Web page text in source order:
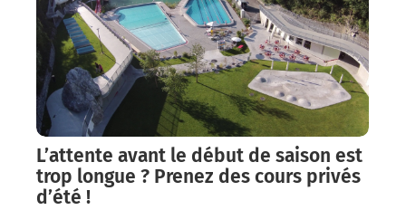
L’attente avant le début de saison est
trop longue ? Prenez des cours privés
d’été !